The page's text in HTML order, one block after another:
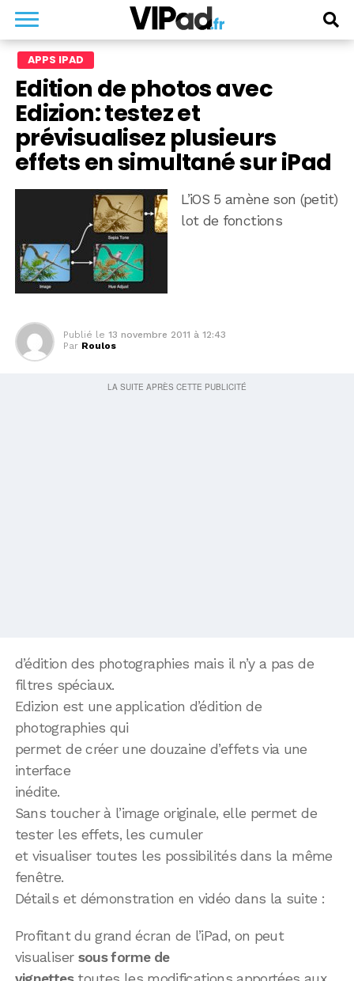
APPS IPAD
Edition de photos avec
Edizion: testez et
prévisualisez plusieurs
effets en simultané sur iPad
L’iOS 5 amène son (petit)
lot de fonctions
Publié le 13 novembre 2011 à 12:43
Par Roulos
d’édition des photographies mais il n’y a pas de
filtres spéciaux.
Edizion est une application d’édition de
photographies qui
permet de créer une douzaine d’effets via une
interface
inédite.
Sans toucher à l’image originale, elle permet de
tester les effets, les cumuler
et visualiser toutes les possibilités dans la même
fenêtre.
Détails et démonstration en vidéo dans la suite :
Profitant du grand écran de l’iPad, on peut
visualiser sous forme de